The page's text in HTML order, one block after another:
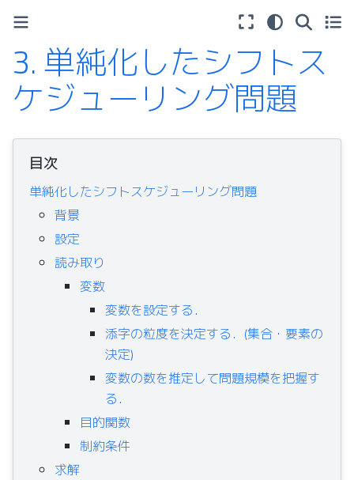
3.単純化したシフトス
ケジューリング問題
目次
単純化したシフトスケジューリング問題
背景
設定
読み取り
変数
変数を設定する．
添字の粒度を決定する．(集合・要素の
決定)
変数の数を推定して問題規模を把握す
る．
目的関数
制約条件
求解